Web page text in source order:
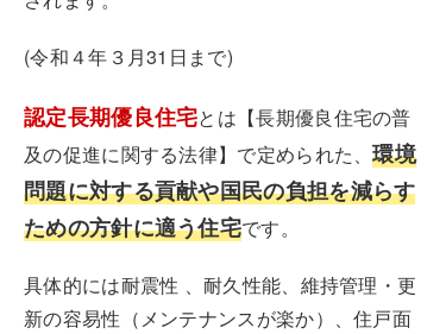
(令和４年３月31日まで)
認定長期優良住宅とは【長期優良住宅の普
及の促進に関する法律】で定められた、環境
問題に対する貢献や国民の負担を減らす
ための方針に適う住宅です。
具体的には耐震性 、耐久性能、維持管理・更
新の容易性（メンテナンスが楽か）、住戸面